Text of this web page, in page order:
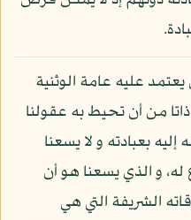
عليه عامة الوثنية
من أن تحيط به عقولنا
إليه بعبادته و لا يسعنا
و الذي يسعنا هو أن
الشريفة التي هي